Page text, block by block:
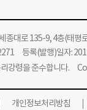
종대로 135-9, 4층(태
등록(발행)일자:
강령을 준수합니다.
개인정보처리방침